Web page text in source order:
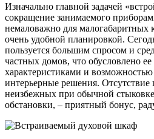
Изначально главной задачей
сокращение занимаемого
немаловажно для малогабаритных
очень удобной планировкой.
пользуется большим спросом и
частных домов, что обусловлено
характеристиками и
интерьерные решения. Отсутствие
неизбежных при обычной
обстановки, – приятный бонус,